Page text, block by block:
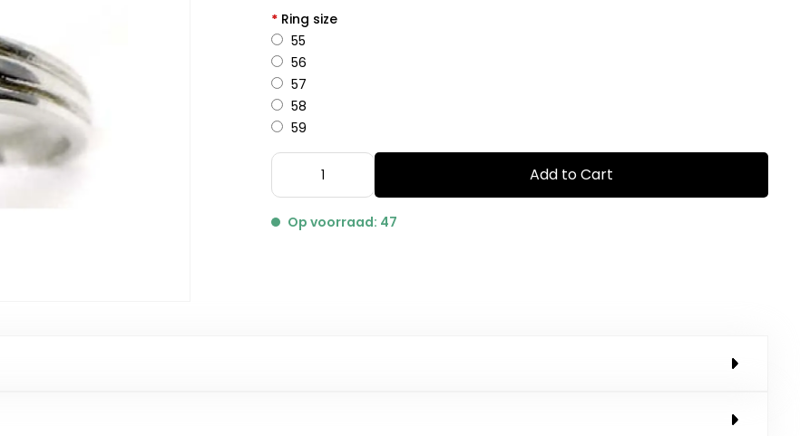
* Ring size
55
56
57
58
59
Add to Cart
Op voorraad: 47